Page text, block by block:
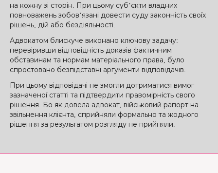
на кожну зі сторін. При цьому суб’єкти владних
повноважень зобов’язані довести суду законність своїх
рішень, дій або бездіяльності.
Адвокатом блискуче виконано ключову задачу:
перевіривши відповідність доказів фактичним
обставинам та нормам матеріального права, було
спростовано безпідставні аргументи відповідачів.
При цьому відповідачі не змогли дотриматися вимог
зазначеної статті та підтвердити правомірність свого
рішення. Бо як довела адвокат, військовий рапорт на
звільнення клієнта, сприйняли формально та жодного
рішення за результатом розгляду не прийняли.